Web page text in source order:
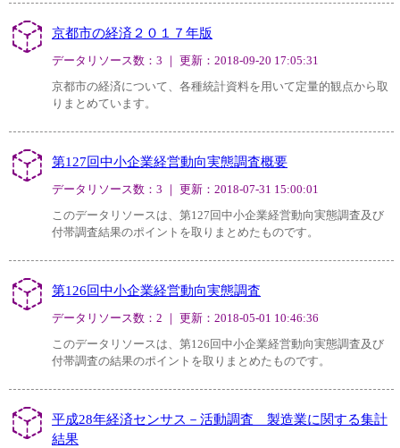
京都市の経済２０１７年版
データリソース数：3 ｜ 更新：2018-09-20 17:05:31
京都市の経済について、各種統計資料を用いて定量的観点から取
りまとめています。
第127回中小企業経営動向実態調査概要
データリソース数：3 ｜ 更新：2018-07-31 15:00:01
このデータリソースは、第127回中小企業経営動向実態調査及び
付帯調査結果のポイントを取りまとめたものです。
第126回中小企業経営動向実態調査
データリソース数：2 ｜ 更新：2018-05-01 10:46:36
このデータリソースは、第126回中小企業経営動向実態調査及び
付帯調査の結果のポイントを取りまとめたものです。
平成28年経済センサス－活動調査 製造業に関する集計
結果